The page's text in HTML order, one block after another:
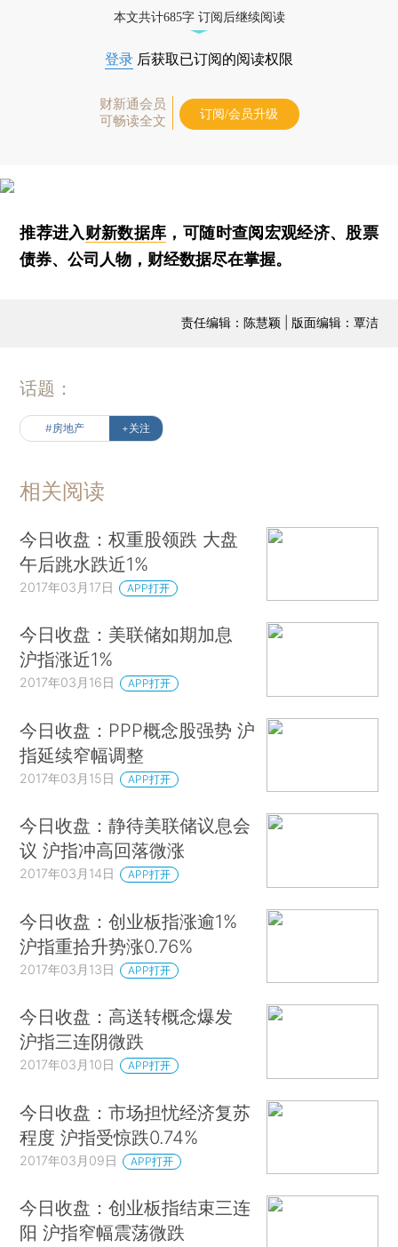
本文共计685字 订阅后继续阅读
登录 后获取已订阅的阅读权限
财新通会员
可畅读全文
订阅/会员升级
推荐进入财新数据库 ，可随时查阅宏观经济、股票
债券、公司人物，财经数据尽在掌握。
责任编辑：陈慧颖 | 版面编辑：覃洁
话题：
#房地产 +关注
相关阅读
今日收盘：权重股领跌 大盘
午后跳水跌近1%
2017年03月17日 APP打开
今日收盘：美联储如期加息
沪指涨近1%
2017年03月16日 APP打开
今日收盘：PPP概念股强势 沪
指延续窄幅调整
2017年03月15日 APP打开
今日收盘：静待美联储议息会
议 沪指冲高回落微涨
2017年03月14日 APP打开
今日收盘：创业板指涨逾1%
沪指重拾升势涨0.76%
2017年03月13日 APP打开
今日收盘：高送转概念爆发
沪指三连阴微跌
2017年03月10日 APP打开
今日收盘：市场担忧经济复苏
程度 沪指受惊跌0.74%
2017年03月09日 APP打开
今日收盘：创业板指结束三连
阳 沪指窄幅震荡微跌